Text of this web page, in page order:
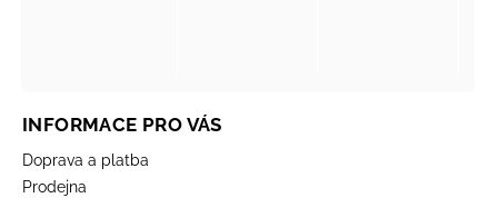
INFORMACE PRO VÁS
Doprava a platba
Prodejna